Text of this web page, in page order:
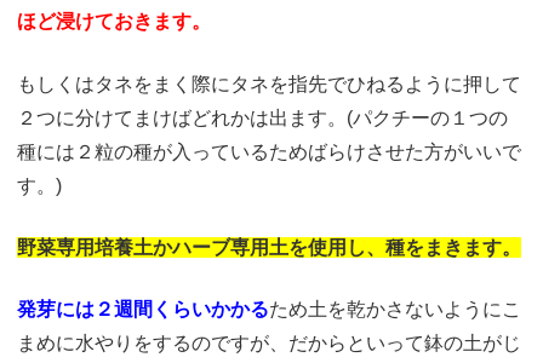
ほど浸けておきます。
もしくはタネをまく際にタネを指先でひねるように押して
２つに分けてまけばどれかは出ます。(パクチーの１つの
種には２粒の種が入っているためばらけさせた方がいいで
す。)
野菜専用培養土かハーブ専用土を使用し、種をまきます。
発芽には２週間くらいかかるため土を乾かさないようにこ
まめに水やりをするのですが、だからといって鉢の土がじ